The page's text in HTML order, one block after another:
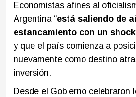
Economistas afines al
Argentina “está saliendo de
estancamiento con un
y que el país comienza a
nuevamente como destino
inversión.
Desde el Gobierno celebraron